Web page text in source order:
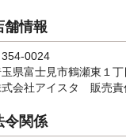
舗情報
0024
県富士見市鶴瀬東１
会社アイスタ 販売責
令関係